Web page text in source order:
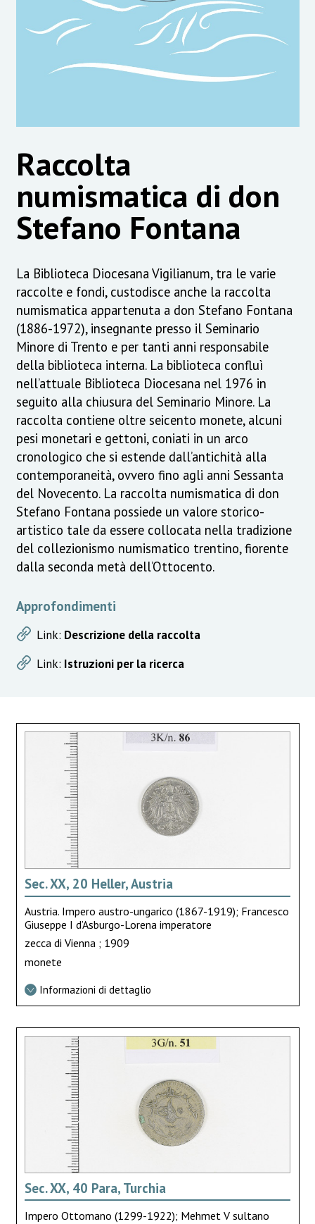
Raccolta
numismatica di don
Stefano Fontana
La Biblioteca Diocesana Vigilianum, tra le varie
raccolte e fondi, custodisce anche la raccolta
numismatica appartenuta a don Stefano Fontana
(1886-1972), insegnante presso il Seminario
Minore di Trento e per tanti anni responsabile
della biblioteca interna. La biblioteca confluì
nell’attuale Biblioteca Diocesana nel 1976 in
seguito alla chiusura del Seminario Minore. La
raccolta contiene oltre seicento monete, alcuni
pesi monetari e gettoni, coniati in un arco
cronologico che si estende dall’antichità alla
contemporaneità, ovvero fino agli anni Sessanta
del Novecento. La raccolta numismatica di don
Stefano Fontana possiede un valore storico-
artistico tale da essere collocata nella tradizione
del collezionismo numismatico trentino, fiorente
dalla seconda metà dell’Ottocento.
Approfondimenti
Link: Descrizione della raccolta
Link: Istruzioni per la ricerca
Sec. XX, 20 Heller, Austria
Austria. Impero austro-ungarico (1867-1919); Francesco
Giuseppe I d’Asburgo-Lorena imperatore
zecca di Vienna ; 1909
monete
Informazioni di dettaglio
Sec. XX, 40 Para, Turchia
Impero Ottomano (1299-1922); Mehmet V sultano